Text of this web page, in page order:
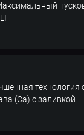
технология
(Ca) с заливкой